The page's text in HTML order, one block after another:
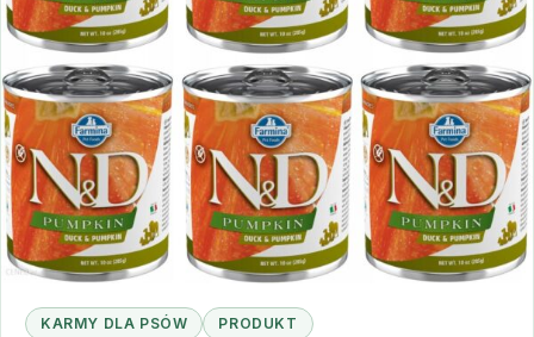
KARMY DLA PSÓW PRODUKT